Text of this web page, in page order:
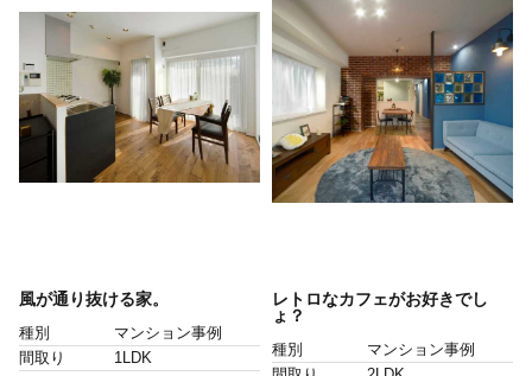
風が通り抜ける家。
種別
マンション事例
間取り
1LDK
レトロなカフェがお好きでし
ょ？
種別
マンション事例